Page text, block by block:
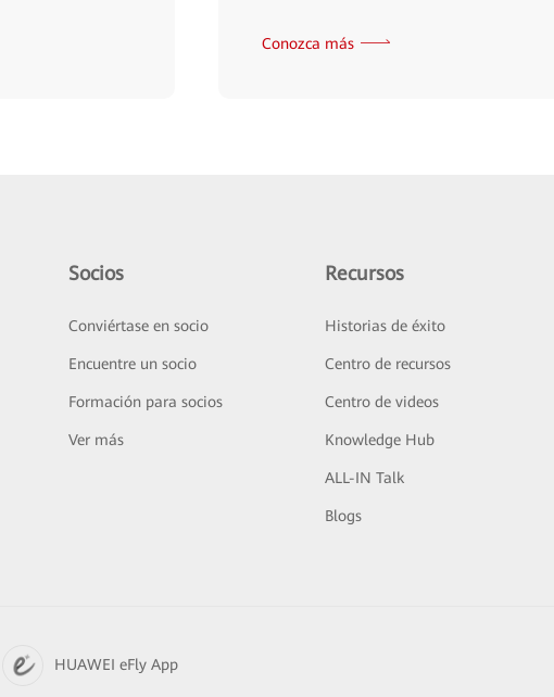
Conozca más
Socios
Conviértase en socio
Encuentre un socio
Formación para socios
Ver más
Recursos
Historias de éxito
Centro de recursos
Centro de videos
Knowledge Hub
ALL-IN Talk
Blogs
HUAWEI eFly App